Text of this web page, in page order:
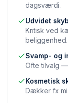
dagsværdi.
Udvidet
Kritisk ved
beliggenhed.
Svamp- og
Ofte tilvalg
Kosmetisk
Dækker fx